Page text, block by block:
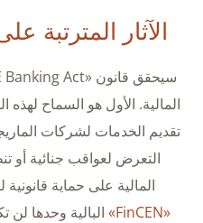
الآثار المترتبة
المالية. الأول هو السماح
تقديم الخدمات لشركات
التعرض لعواقب جنائية
المالية على حماية
«FinCEN»
البالية وحدها